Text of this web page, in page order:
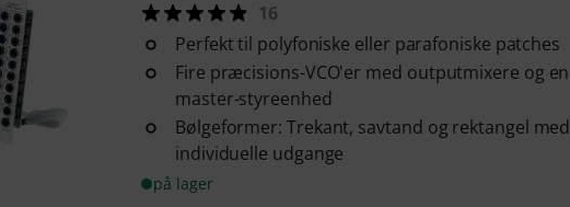
16
Perfekt til polyfoniske eller parafoniske patches
Fire præcisions-VCO'er med outputmixere og en
master-styreenhed
Bølgeformer: Trekant, savtand og rektangel med
individuelle udgange
på lager